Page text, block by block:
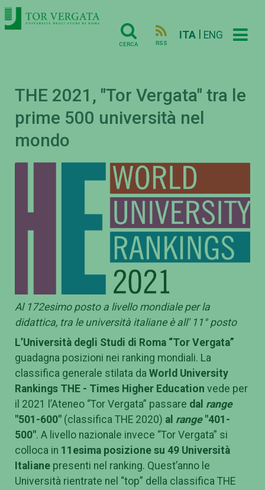
CERCA RSS
ITA ENG
THE 2021, "Tor Vergata" tra le
prime 500 università nel
mondo
Al 172esimo posto a livello mondiale per la
didattica, tra le università italiane è all' 11° posto
L’Università degli Studi di Roma “Tor Vergata”
guadagna posizioni nei ranking mondiali. La
classifica generale stilata da World University
Rankings THE - Times Higher Education vede per
il 2021 l’Ateneo “Tor Vergata” passare dal range
"501-600" (classifica THE 2020) al range"401-
500". A livello nazionale invece “Tor Vergata” si
colloca in 11esima posizione su 49 Università
Italiane presenti nel ranking. Quest’anno le
Università rientrate nel “top” della classifica THE